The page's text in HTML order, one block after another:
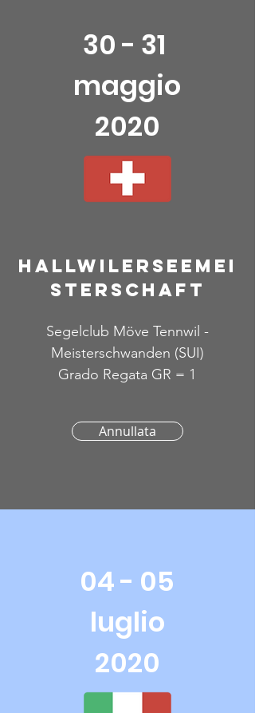
30 - 31
maggio
2020
Hallwilerseemei
sterschaft
Segelclub Möve Tennwil -
Meisterschwanden (SUI)
Grado Regata GR = 1
Annullata
04 - 05
luglio
2020